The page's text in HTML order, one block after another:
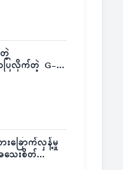
ပြလိုက်တဲ့ G-
ခြောက်လှန့်မှု
ေးစိတ်